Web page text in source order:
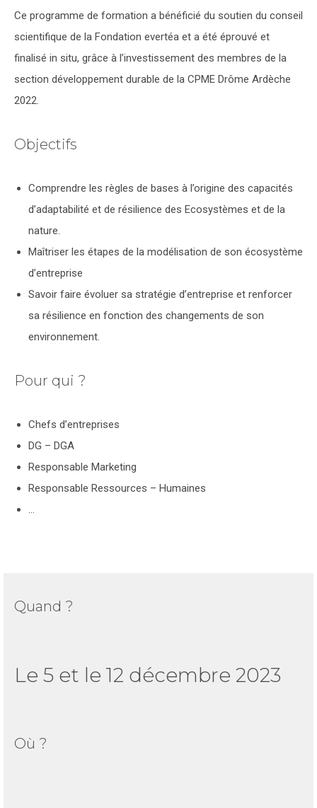
Ce programme de formation a bénéficié du soutien du conseil
scientifique de la Fondation evertéa et a été éprouvé et
finalisé in situ, grâce à l’investissement des membres de la
section développement durable de la CPME Drôme Ardèche
2022.
Objectifs
Comprendre les règles de bases à l’origine des capacités
d’adaptabilité et de résilience des Ecosystèmes et de la
nature.
Maîtriser les étapes de la modélisation de son écosystème
d’entreprise
Savoir faire évoluer sa stratégie d’entreprise et renforcer
sa résilience en fonction des changements de son
environnement.
Pour qui ?
Chefs d’entreprises
DG – DGA
Responsable Marketing
Responsable Ressources – Humaines
…
Quand ?
Le 5 et le 12 décembre 2023
Où ?